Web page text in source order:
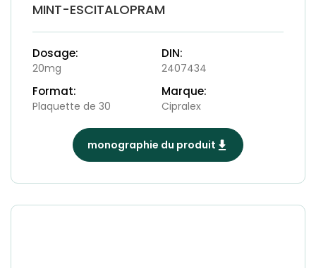
MINT-ESCITALOPRAM
Dosage:
20mg
DIN:
2407434
Format:
Plaquette de 30
Marque:
Cipralex
monographie du produit